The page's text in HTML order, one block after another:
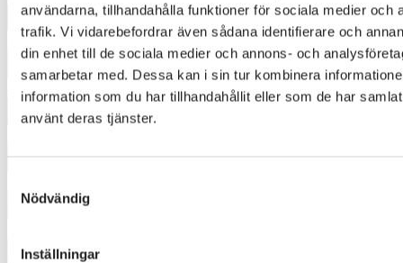
användarna, tillhandahålla funktioner för sociala medier och
trafik. Vi vidarebefordrar även sådana identifierare och
din enhet till de sociala medier och annons- och
samarbetar med. Dessa kan i sin tur kombinera
information som du har tillhandahållit eller som de har
använt deras tjänster.
Nödvändig
Inställningar
4372
4442